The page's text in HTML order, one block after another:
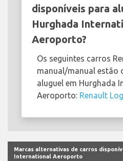
disponíveis para
Hurghada
Aeroporto?
Os seguintes carros
manual/manual estão
aluguel em Hurghada
Aeroporto: Renault
Marcas alternativas de carros
International Aeroporto